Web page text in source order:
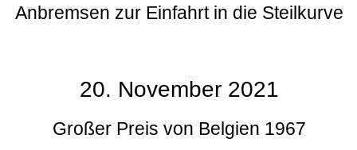
Anbremsen zur Einfahrt in die Steilkurve
20. November 2021
Großer Preis von Belgien 1967